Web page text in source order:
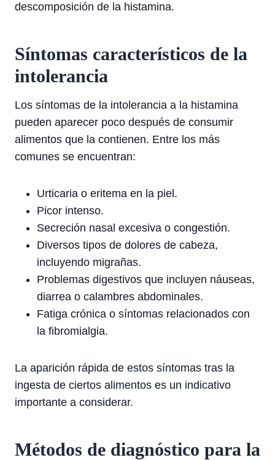
descomposición de la histamina.
Síntomas característicos de la
intolerancia
Los síntomas de la intolerancia a la histamina
pueden aparecer poco después de consumir
alimentos que la contienen. Entre los más
comunes se encuentran:
Urticaria o eritema en la piel.
Picor intenso.
Secreción nasal excesiva o congestión.
Diversos tipos de dolores de cabeza,
incluyendo migrañas.
Problemas digestivos que incluyen náuseas,
diarrea o calambres abdominales.
Fatiga crónica o síntomas relacionados con
la fibromialgia.
La aparición rápida de estos síntomas tras la
ingesta de ciertos alimentos es un indicativo
importante a considerar.
Métodos de diagnóstico para la